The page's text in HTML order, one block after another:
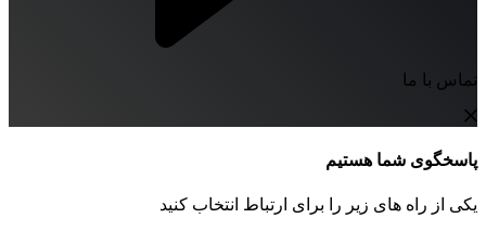
تماس با ما
پاسخگوی شما هستیم
یکی از راه های زیر را برای ارتباط انتخاب کنید